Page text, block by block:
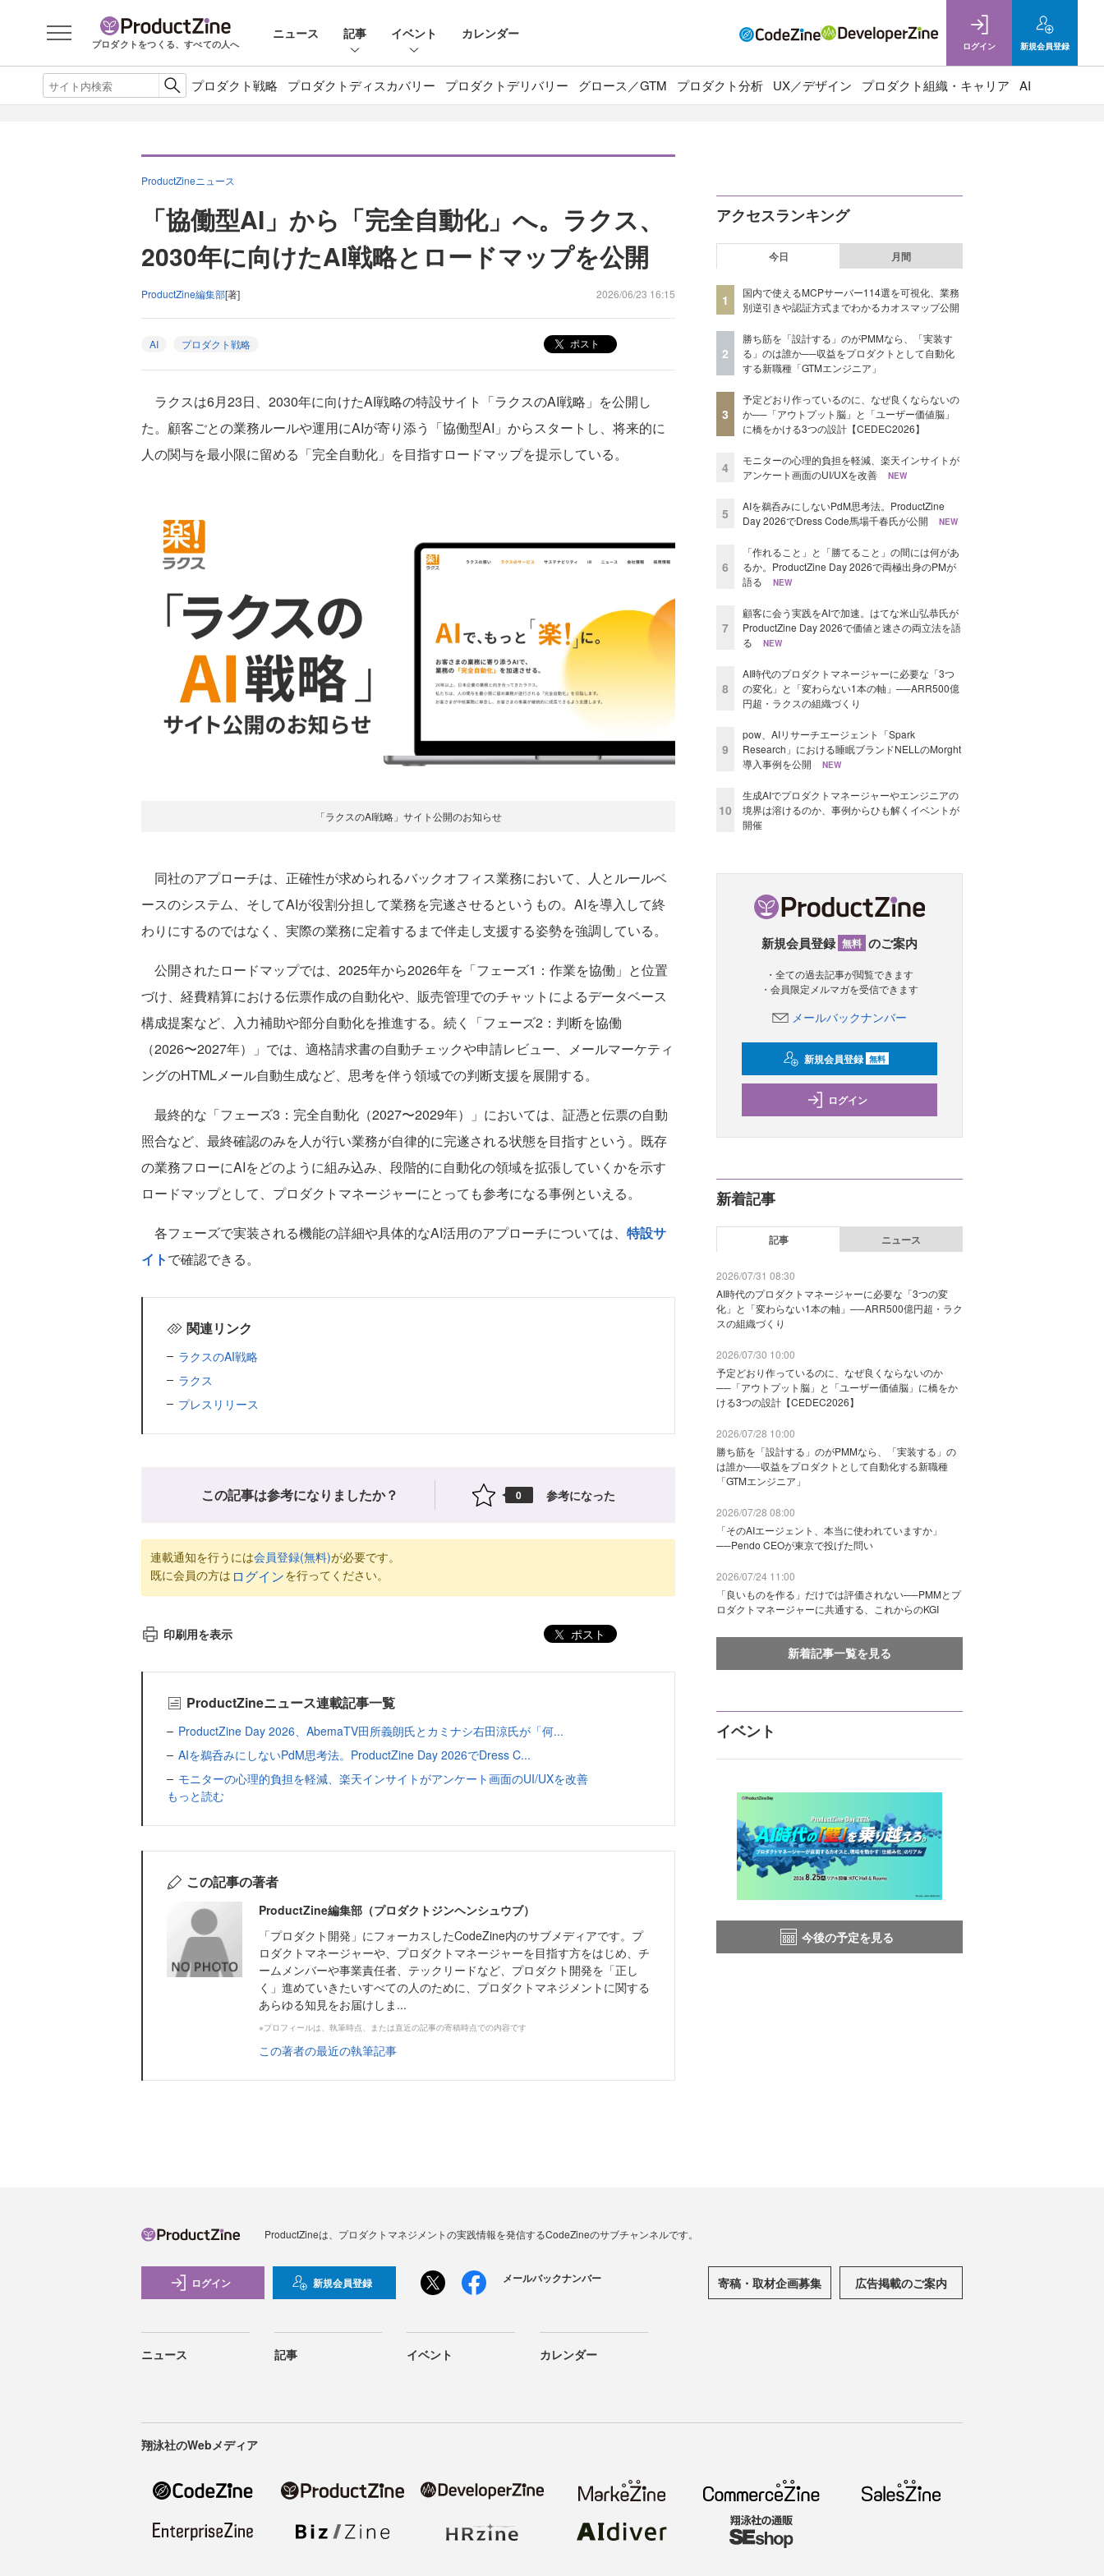
プロダクトをつくる、すべての人へ
ニュース 記事 イベント カレンダー
ログイン 新規会員登録
プロダクト戦略 プロダクトディスカバリー プロダクトデリバリー グロース／GTM プロダクト分析 UX／デザイン プロダクト組織・キャリア AI
ProductZineニュース
「協働型AI」から「完全自動化」へ。ラクス、
2030年に向けたAI戦略とロードマップを公開
ProductZine編集部[著] 2026/06/23 16:15
AI プロダクト戦略 ポスト
ラクスは6月23日、2030年に向けたAI戦略の特設サイト「ラクスのAI戦略」を公開し
た。顧客ごとの業務ルールや運用にAIが寄り添う「協働型AI」からスタートし、将来的に
人の関与を最小限に留める「完全自動化」を目指すロードマップを提示している。
「ラクスのAI戦略」サイト公開のお知らせ
同社のアプローチは、正確性が求められるバックオフィス業務において、人とルールベ
ースのシステム、そしてAIが役割分担して業務を完遂させるというもの。AIを導入して終
わりにするのではなく、実際の業務に定着するまで伴走し支援する姿勢を強調している。
公開されたロードマップでは、2025年から2026年を「フェーズ1：作業を協働」と位置
づけ、経費精算における伝票作成の自動化や、販売管理でのチャットによるデータベース
構成提案など、入力補助や部分自動化を推進する。続く「フェーズ2：判断を協働
（2026〜2027年）」では、適格請求書の自動チェックや申請レビュー、メールマーケティ
ングのHTMLメール自動生成など、思考を伴う領域での判断支援を展開する。
最終的な「フェーズ3：完全自動化（2027〜2029年）」においては、証憑と伝票の自動
照合など、最終確認のみを人が行い業務が自律的に完遂される状態を目指すという。既存
の業務フローにAIをどのように組み込み、段階的に自動化の領域を拡張していくかを示す
ロードマップとして、プロダクトマネージャーにとっても参考になる事例といえる。
各フェーズで実装される機能の詳細や具体的なAI活用のアプローチについては、 特設サ
イトで確認できる。
関連リンク
ラクスのAI戦略
ラクス
プレスリリース
この記事は参考になりましたか？ 0 参考になった
連載通知を行うには会員登録(無料)が必要です。
既に会員の方は ログインを行ってください。
印刷用を表示 ポスト
ProductZineニュース連載記事一覧
ProductZine Day 2026、AbemaTV田所義朗氏とカミナシ右田涼氏が「何...
AIを鵜呑みにしないPdM思考法。ProductZine Day 2026でDress C...
モニターの心理的負担を軽減、楽天インサイトがアンケート画面のUI/UXを改善
もっと読む
この記事の著者
ProductZine編集部（プロダクトジンヘンシュウブ）
「プロダクト開発」にフォーカスしたCodeZine内のサブメディアです。プ
ロダクトマネージャーや、プロダクトマネージャーを目指す方をはじめ、チ
ームメンバーや事業責任者、テックリードなど、プロダクト開発を「正し
く」進めていきたいすべての人のために、プロダクトマネジメントに関する
あらゆる知見をお届けしま...
※プロフィールは、執筆時点、または直近の記事の寄稿時点での内容です
この著者の最近の執筆記事
アクセスランキング
今日 月間
1
国内で使えるMCPサーバー114選を可視化、業務
別逆引きや認証方式までわかるカオスマップ公開
2
勝ち筋を「設計する」のがPMMなら、「実装す
る」のは誰か──収益をプロダクトとして自動化
する新職種「GTMエンジニア」
3
予定どおり作っているのに、なぜ良くならないの
か──「アウトプット脳」と「ユーザー価値脳」
に橋をかける3つの設計【CEDEC2026】
4
モニターの心理的負担を軽減、楽天インサイトが
アンケート画面のUI/UXを改善
NEW
5
AIを鵜呑みにしないPdM思考法。ProductZine
Day 2026でDress Code馬場千春氏が公開
NEW
6
「作れること」と「勝てること」の間には何があ
るか。ProductZine Day 2026で両極出身のPMが
語る
NEW
7
顧客に会う実践をAIで加速。はてな米山弘恭氏が
ProductZine Day 2026で価値と速さの両立法を語
る
NEW
8
AI時代のプロダクトマネージャーに必要な「3つ
の変化」と「変わらない1本の軸」──ARR500億
円超・ラクスの組織づくり
9
pow、AIリサーチエージェント「Spark
Research」における睡眠ブランドNELLのMorght
導入事例を公開
NEW
10
生成AIでプロダクトマネージャーやエンジニアの
境界は溶けるのか、事例からひも解くイベントが
開催
新規会員登録 無料 のご案内
・全ての過去記事が閲覧できます
・会員限定メルマガを受信できます
メールバックナンバー
新規会員登録 無料
ログイン
新着記事
記事 ニュース
2026/07/31 08:30
AI時代のプロダクトマネージャーに必要な「3つの変
化」と「変わらない1本の軸」──ARR500億円超・ラク
スの組織づくり
2026/07/30 10:00
予定どおり作っているのに、なぜ良くならないのか
──「アウトプット脳」と「ユーザー価値脳」に橋をか
ける3つの設計【CEDEC2026】
2026/07/28 10:00
勝ち筋を「設計する」のがPMMなら、「実装する」の
は誰か──収益をプロダクトとして自動化する新職種
「GTMエンジニア」
2026/07/28 08:00
「そのAIエージェント、本当に使われていますか」
──Pendo CEOが東京で投げた問い
2026/07/24 11:00
「良いものを作る」だけでは評価されない──PMMとプ
ロダクトマネージャーに共通する、これからのKGI
新着記事一覧を見る
イベント
今後の予定を見る
ProductZineは、プロダクトマネジメントの実践情報を発信するCodeZineのサブチャンネルです。
ログイン 新規会員登録 メールバックナンバー 寄稿・取材企画募集 広告掲載のご案内
ニュース 記事 イベント カレンダー
翔泳社のWebメディア